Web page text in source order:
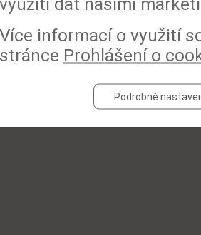
Více informací o využití
stránce Prohlášení o
Podrobné